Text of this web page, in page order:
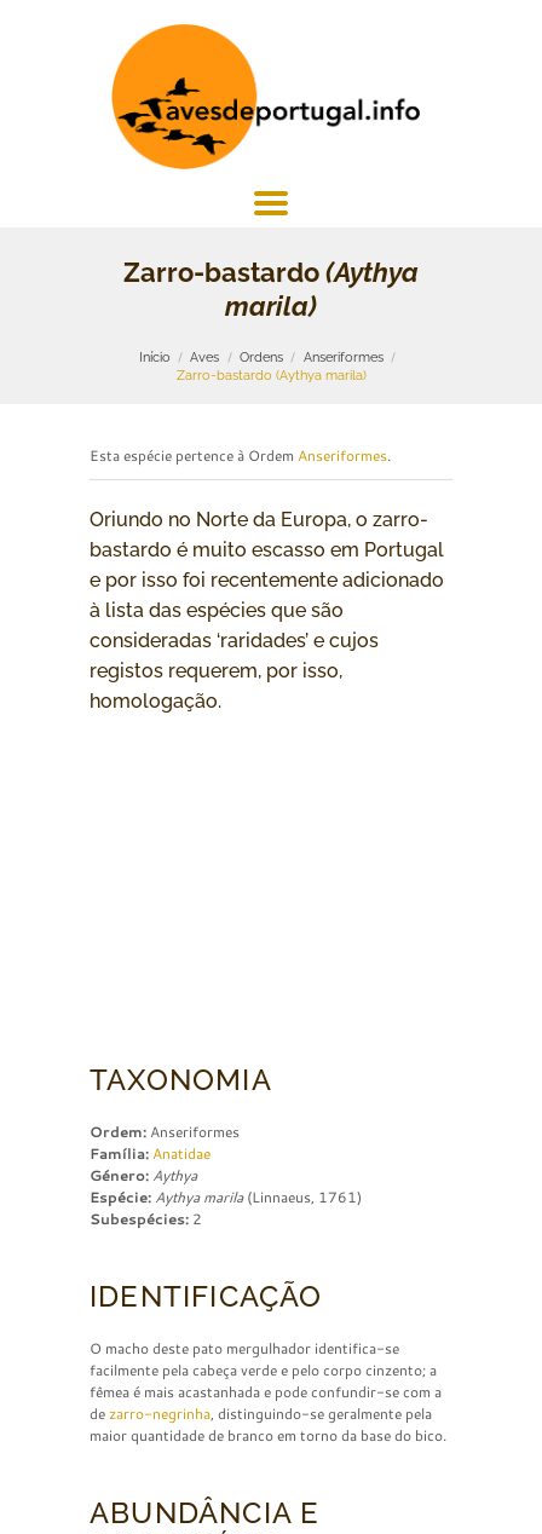
Zarro-bastardo(Aythya
marila)
Início Aves Ordens
Anseriformes
Zarro-bastardo (Aythya marila)
Esta espécie pertence à Ordem Anseriformes.
Oriundo no Norte da Europa, o zarro-
bastardo é muito escasso em Portugal
e por isso foi recentemente adicionado
à lista das espécies que são
consideradas ‘raridades’ e cujos
registos requerem, por isso,
homologação.
TAXONOMIA
Ordem: Anseriformes
Família: Anatidae
Género: Aythya
Espécie: Aythya marila(Linnaeus, 1761)
Subespécies: 2
IDENTIFICAÇÃO
O macho deste pato mergulhador identifica-se
facilmente pela cabeça verde e pelo corpo cinzento; a
fêmea é mais acastanhada e pode confundir-se com a
dezarro-negrinha, distinguindo-se geralmente pela
maior quantidade de branco em torno da base do bico.
ABUNDÂNCIA E